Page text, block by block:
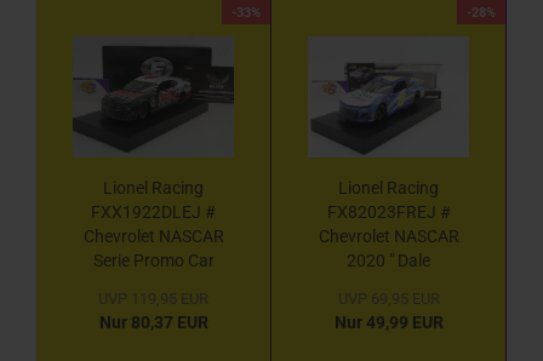
-33%
Lionel Racing
FXX1922DLEJ #
Chevrolet NASCAR
Serie Promo Car
Earnhardt JR - Dale
Jr. Download / Dirty
UVP 119,95 EUR
Nur 80,37 EUR
-28%
Lionel Racing
FX82023FREJ #
Chevrolet NASCAR
2020 " Dale
Time " 1:24
UVP 69,95 EUR
Nur 49,99 EUR